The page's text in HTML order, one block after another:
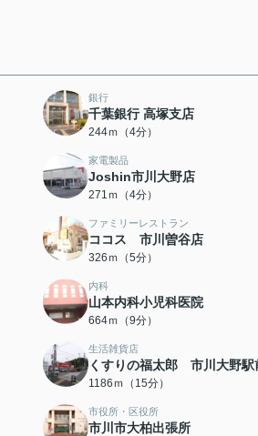
銀行
千葉銀行 高塚支店
244ｍ（4分）
家電製品
Joshin市川大野店
271ｍ（4分）
ファミリーレストラン
ココス 市川曽谷店
326ｍ（5分）
内科
山本内科小児科医院
664ｍ（9分）
生活雑貨店
くすりの福太郎 市川大野駅
1186ｍ（15分）
市役所・区役所
市川市大柏出張所